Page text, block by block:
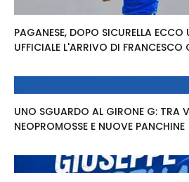
PAGANESE, DOPO SICURELLA
UFFICIALE L'ARRIVO DI
UNO SGUARDO AL GIRONE G: TRA
NEOPROMOSSE E NUOVE PANCHINE